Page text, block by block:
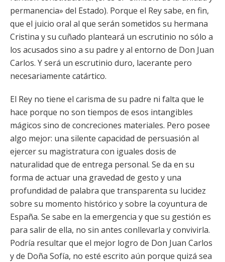
permanencia» del Estado). Porque el Rey sabe, en fin,
que el juicio oral al que serán sometidos su hermana
Cristina y su cuñado planteará un escrutinio no sólo a
los acusados sino a su padre y al entorno de Don Juan
Carlos. Y será un escrutinio duro, lacerante pero
necesariamente catártico.
El Rey no tiene el carisma de su padre ni falta que le
hace porque no son tiempos de esos intangibles
mágicos sino de concreciones materiales. Pero posee
algo mejor: una silente capacidad de persuasión al
ejercer su magistratura con iguales dosis de
naturalidad que de entrega personal. Se da en su
forma de actuar una gravedad de gesto y una
profundidad de palabra que transparenta su lucidez
sobre su momento histórico y sobre la coyuntura de
España. Se sabe en la emergencia y que su gestión es
para salir de ella, no sin antes conllevarla y convivirla.
Podría resultar que el mejor logro de Don Juan Carlos
y de Doña Sofía, no esté escrito aún porque quizá sea